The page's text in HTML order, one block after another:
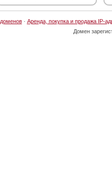
· Аренда, покупка и продажа IP-
Домен